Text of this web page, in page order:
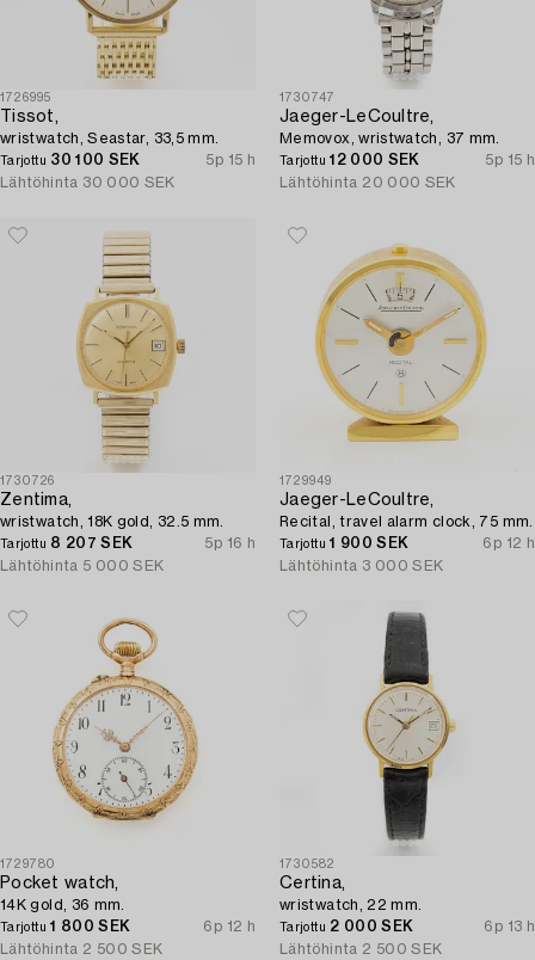
1726995
Tissot,
wristwatch, Seastar, 33,5 mm.
Tarjottu 30 100 SEK
5p 15 h
Lähtöhinta 30 000 SEK
1730747
Jaeger-LeCoultre,
Memovox, wristwatch, 37 mm.
Tarjottu12 000 SEK
5p 15 h
Lähtöhinta 20 000 SEK
1730726
Zentima,
wristwatch, 18K gold, 32.5 mm.
Tarjottu 8 207 SEK
5p 16 h
Lähtöhinta 5 000 SEK
1729949
Jaeger-LeCoultre,
Recital, travel alarm clock, 75 mm.
Tarjottu1 900 SEK
6p 12 h
Lähtöhinta 3 000 SEK
1729780
Pocket watch,
14K gold, 36 mm.
Tarjottu1 800 SEK
6p 12 h
Lähtöhinta 2 500 SEK
1730582
Certina,
wristwatch, 22 mm.
Tarjottu 2 000 SEK
6p 13 h
Lähtöhinta 2 500 SEK